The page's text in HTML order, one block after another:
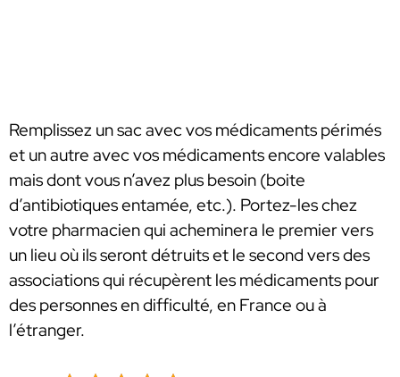
Remplissez un sac avec vos médicaments périmés
et un autre avec vos médicaments encore valables
mais dont vous n’avez plus besoin (boite
d’antibiotiques entamée, etc.). Portez-les chez
votre pharmacien qui acheminera le premier vers
un lieu où ils seront détruits et le second vers des
associations qui récupèrent les médicaments pour
des personnes en difficulté, en France ou à
l’étranger.